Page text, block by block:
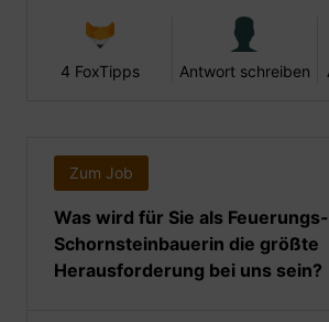
4 FoxTipps Antwort schreiben
Zum Job
Was wird für Sie als
Schornsteinbauerin die größte
Herausforderung bei uns sein?